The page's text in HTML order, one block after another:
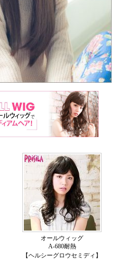
オールウィッグ
A-680耐熱
【ヘルシーグロウセミディ】